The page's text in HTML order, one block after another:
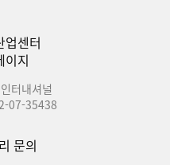
업센터
이지
터내셔널
07-35438
문의